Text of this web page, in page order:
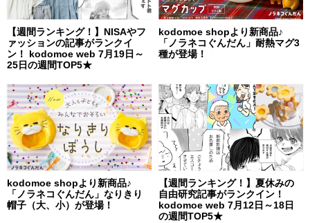
【週間ランキング！】NISAやフ
ァッションの記事がランクイ
ン！ kodomoe web 7月19日～
25日の週間TOP5★
kodomoe shopより新商品♪
「ノラネコぐんだん」耐熱マグ3
種が登場！
kodomoe shopより新商品♪
「ノラネコぐんだん」なりきり
帽子（大、小）が登場！
【週間ランキング！】夏休みの
自由研究記事がランクイン！
kodomoe web 7月12日～18日
の週間TOP5★